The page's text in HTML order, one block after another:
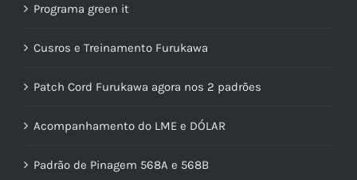
Programa green it
Cusros e Treinamento Furukawa
Patch Cord Furukawa agora nos 2 padrões
Acompanhamento do LME e DÓLAR
Padrão de Pinagem 568A e 568B